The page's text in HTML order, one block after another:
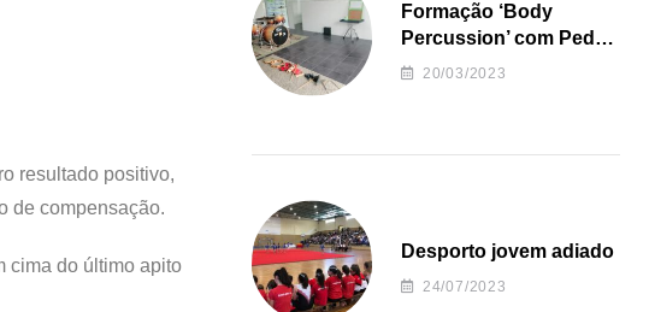
resultado positivo,
de compensação.
cima do último apito
Formação ‘Body
Percussion’ com Pedro
Almeida
20/03/2023
Desporto jovem adiado
24/07/2023